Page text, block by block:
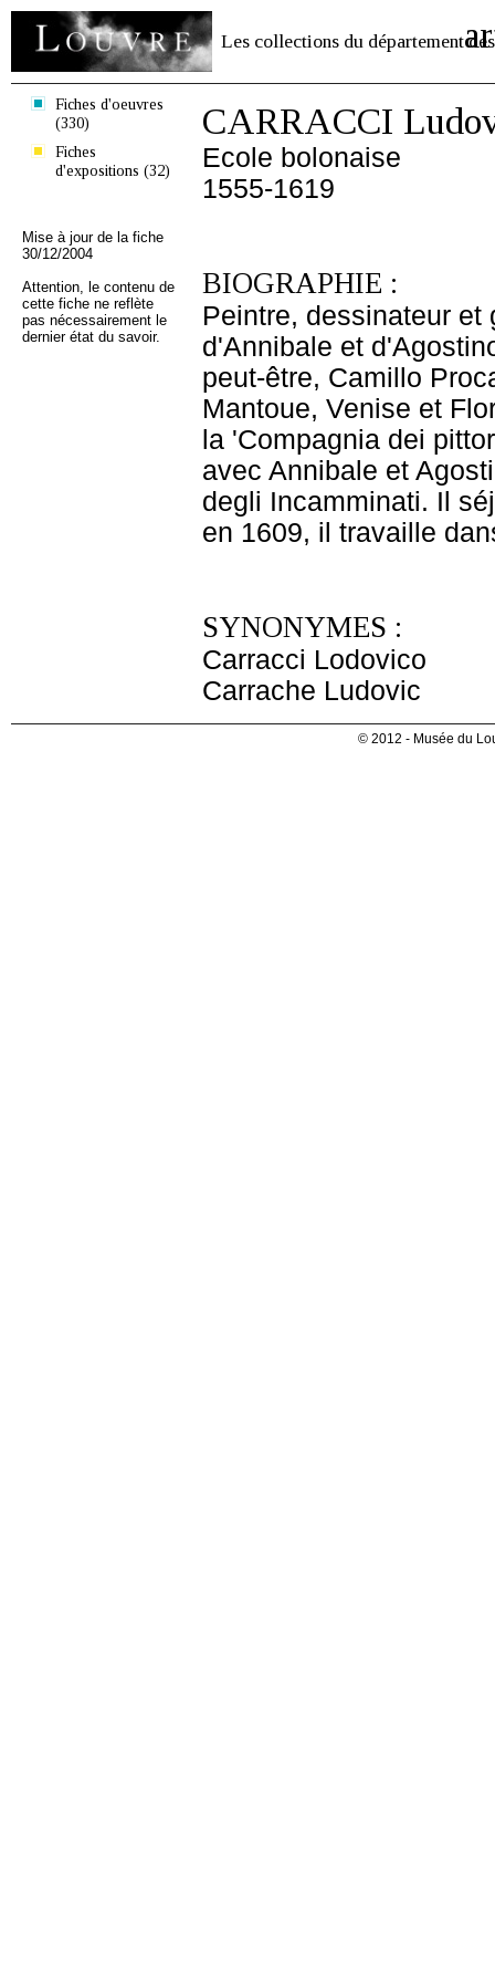
Les collections du département des
Fiches d'oeuvres
(330)
Fiches
d'expositions (32)
Mise à jour de la fiche
30/12/2004
Attention, le contenu de
cette fiche ne reflète
pas nécessairement le
dernier état du savoir.
CARRACCI
Ecole bolonaise
1555-1619
BIOGRAPHIE :
Peintre, dessinateur et
d'Annibale et
peut-être, Camillo
Mantoue, Venise et
la 'Compagnia dei
avec Annibale et
degli Incamminati. Il
en 1609, il travaille
SYNONYMES :
Carracci Lodovico
Carrache Ludovic
© 2012 - Musée du